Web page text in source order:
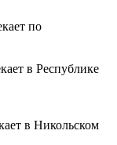
по
в Республике
в Никольском